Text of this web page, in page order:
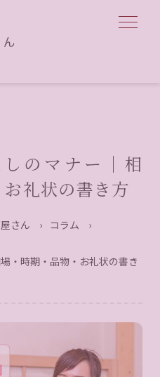
のマナー｜相
礼状の書き方
さん › コラム
›
・時期・品物・お礼状の書き